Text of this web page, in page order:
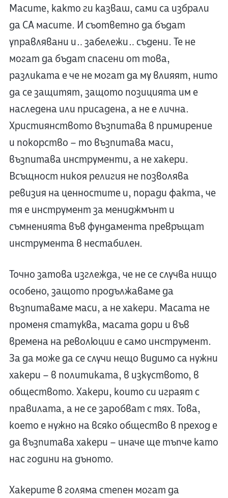
Масите, както ги казваш, сами са избрали
да СА масите. И съответно да бъдат
управлявани и… забележи… съдени. Те не
могат да бъдат спасени от това,
разликата е че не могат да му влияят, нито
да се защитят, защото позицията им е
наследена или присадена, а не е лична.
Християнството възпитава в примирение
и покорство – то възпитава маси,
възпитава инструменти, а не хакери.
Всъщност никоя религия не позволява
ревизия на ценностите и, поради факта, че
тя е инструмент за мениджмънт и
съмненията във фундамента превръщат
инструмента в нестабилен.
Точно затова изглежда, че не се случва нищо
особено, защото продължаваме да
възпитаваме маси, а не хакери. Масата не
променя статуква, масата дори и във
времена на революции е само инструмент.
За да може да се случи нещо видимо са нужни
хакери – в политиката, в изкуството, в
обществото. Хакери, които си играят с
правилата, а не се заробват с тях. Това,
което е нужно на всяко общество в преход е
да възпитава хакери – иначе ще тъпче като
нас години на дъното.
Хакерите в голяма степен могат да